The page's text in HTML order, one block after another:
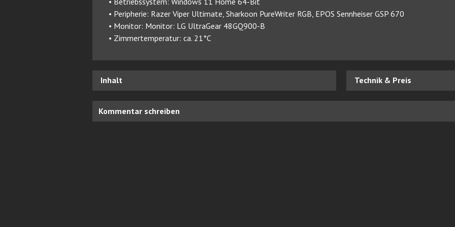
• Peripherie: Razer Viper Ultimate, Sharkoon PureWriter RGB, EPOS Sennheiser GSP 670
• Monitor: Monitor: LG UltraGear 48GQ900-B
• Zimmertemperatur: ca. 21°C
Inhalt Technik & Preis
Kommentar schreiben